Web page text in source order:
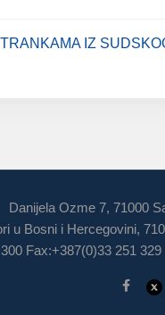
IZ
Danijela Ozme 7, 71000
u Bosni i Hercegovini,
Fax:+387(0)33 251 329